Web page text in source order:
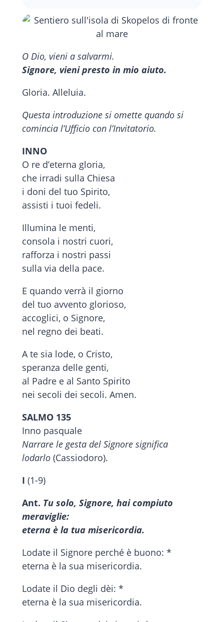
O Dio, vieni a salvarmi.
Signore, vieni presto in mio aiuto.
Gloria. Alleluia.
Questa introduzione si omette quando si
comincia l’Ufficio con l’Invitatorio.
INNO
O re d’eterna gloria,
che irradi sulla Chiesa
i doni del tuo Spirito,
assisti i tuoi fedeli.
Illumina le menti,
consola i nostri cuori,
rafforza i nostri passi
sulla via della pace.
E quando verrà il giorno
del tuo avvento glorioso,
accoglici, o Signore,
nel regno dei beati.
A te sia lode, o Cristo,
speranza delle genti,
al Padre e al Santo Spirito
nei secoli dei secoli. Amen.
SALMO 135
Inno pasquale
Narrare le gesta del Signore significa
lodarlo (Cassiodoro).
I (1-9)
Ant. Tu solo, Signore, hai compiuto
meraviglie:
eterna è la tua misericordia.
Lodate il Signore perché è buono: *
eterna è la sua misericordia.
Lodate il Dio degli dèi: *
eterna è la sua misericordia.